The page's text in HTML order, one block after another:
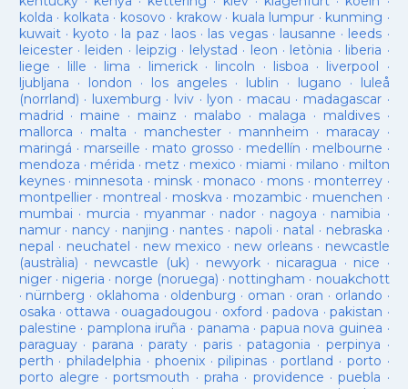
kolda · kolkata · kosovo · krakow· kuala lumpur · kunming ·
kuwait· kyoto · la paz · laos· las vegas· lausanne · leeds ·
leicester· leiden · leipzig · lelystad · leon · letònia · liberia ·
liege · lille · lima · limerick· lincoln · lisboa · liverpool ·
ljubljana · london · los angeles· lublin · lugano · luleå
(norrland) · luxemburg · lviv · lyon · macau · madagascar·
madrid · maine · mainz · malabo · malaga · maldives·
mallorca · malta · manchester· mannheim · maracay·
maringá · marseille · mato grosso · medellín · melbourne ·
mendoza · mérida · metz · mexico · miami · milano · milton
keynes· minnesota · minsk · monaco · mons · monterrey ·
montpellier· montreal · moskva · mozambic· muenchen ·
mumbai · murcia · myanmar· nador · nagoya · namibia ·
namur· nancy · nanjing · nantes · napoli · natal · nebraska ·
nepal · neuchatel · new mexico · new orleans· newcastle
(austràlia) · newcastle (uk) · newyork· nicaragua · nice ·
niger· nigeria · norge (noruega) · nottingham · nouakchott
· nürnberg · oklahoma · oldenburg · oman · oran · orlando ·
osaka · ottawa · ouagadougou · oxford ·padova ·pakistan ·
palestine · pamplona iruña · panama · papua nova guinea ·
paraguay· parana ·paraty · paris·patagonia · perpinya ·
perth ·philadelphia · phoenix·pilipinas ·portland · porto ·
porto alegre ·portsmouth ·praha · providence ·puebla ·